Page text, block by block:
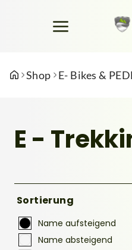
Shop E- Bikes &
E -
Sortierung
Name aufsteigend
Name absteigend